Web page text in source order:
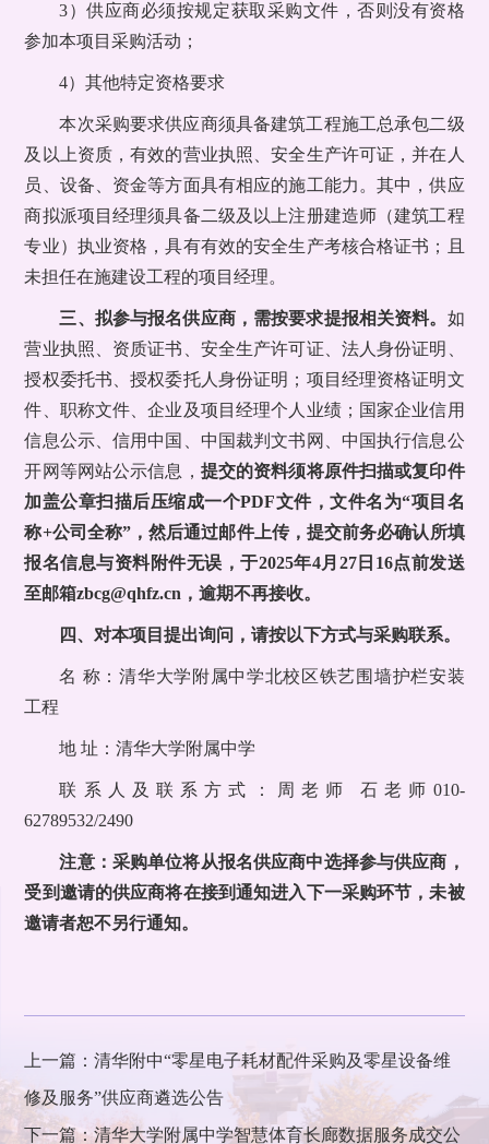
3）供应商必须按规定获取采购文件，否则没有资格
参加本项目采购活动；
4）其他特定资格要求
本次采购要求供应商须具备建筑工程施工总承包二级
及以上资质，有效的营业执照、安全生产许可证，并在人
员、设备、资金等方面具有相应的施工能力。其中，供应
商拟派项目经理须具备二级及以上注册建造师（建筑工程
专业）执业资格，具有有效的安全生产考核合格证书；且
未担任在施建设工程的项目经理。
三、 拟参与报名供应商，需按要求提报相关资料。 如
营业执照、资质证书、安全生产许可证、法人身份证明、
授权委托书、授权委托人身份证明；项目经理资格证明文
件、职称文件、企业及项目经理个人业绩；国家企业信用
信息公示、信用中国、中国裁判文书网、中国执行信息公
开网等网站公示信息， 提交的资料须将原件扫描或复印件
加盖公章扫描后压缩成一个PDF文件，文件名为“项目名
称+公司全称”，然后通过邮件上传，提交前务必确认所填
报名信息与资料附件无误，于2025年4月 27日 16点前发送
至邮箱zbcg@qhfz.cn ，逾期不再接收。
四、对本项目提出询问，请按以下方式与采购联系。
名 称：清华大学附属中学北校区铁艺围墙护栏安装
工程
地 址：清华大学附属中学
联系人及联系方式：周老师 石老师010-
62789532/2490
注意：采购单位将从报名供应商中选择参与供应商，
受到邀请的供应商将在接到通知进入下一采购环节，未被
邀请者恕不另行通知。
上一篇：清华附中“零星电子耗材配件采购及零星设备维
修及服务”供应商遴选公告
下一篇：清华大学附属中学智慧体育长廊数据服务成交公